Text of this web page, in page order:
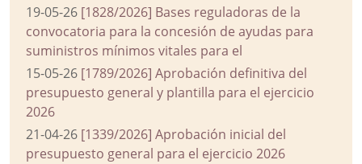
19-05-26 [1828/2026] Bases reguladoras de la
convocatoria para la concesión de ayudas para
suministros mínimos vitales para el
15-05-26 [1789/2026] Aprobación definitiva del
presupuesto general y plantilla para el ejercicio
2026
21-04-26 [1339/2026] Aprobación inicial del
presupuesto general para el ejercicio 2026